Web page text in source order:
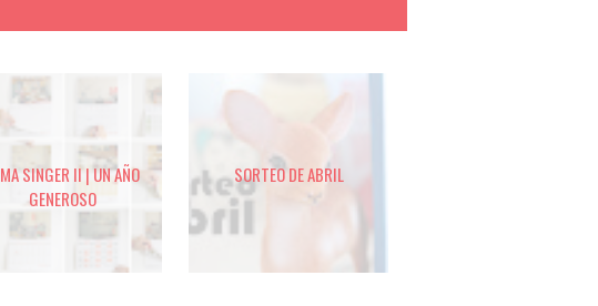
SINGER II | UN AÑO
GENEROSO
SORTEO DE ABRIL